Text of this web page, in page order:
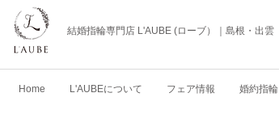
結婚指輪専門店 L'AUBE (ローブ）｜島根・出雲
Home L'AUBEについて フェア情報 婚約指輪